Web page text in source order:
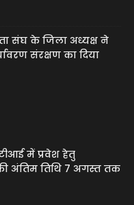
संघ के जिला अध्यक्ष ने
संरक्षण का दिया
में प्रवेश हेतु
अंतिम तिथि 7 अगस्त तक